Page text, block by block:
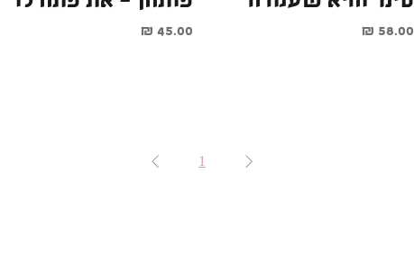
מחיר מחיר
1